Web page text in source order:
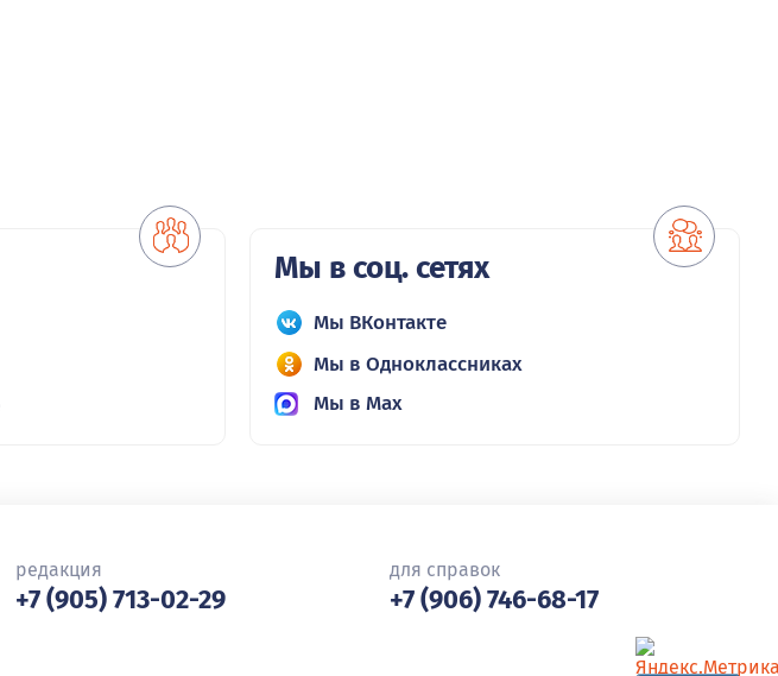
Мы в соц. сетях
Мы ВКонтакте
Мы в Одноклассниках
Мы в Max
редакция
+7 (905) 713-02-29
для справок
+7 (906) 746-68-17